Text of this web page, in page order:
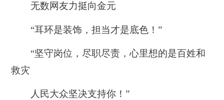
无数网友力挺向金元
“耳环是装饰，担当才是底色！”
“坚守岗位，尽职尽责，心里想的是百姓和
救灾
人民大众坚决支持你！”